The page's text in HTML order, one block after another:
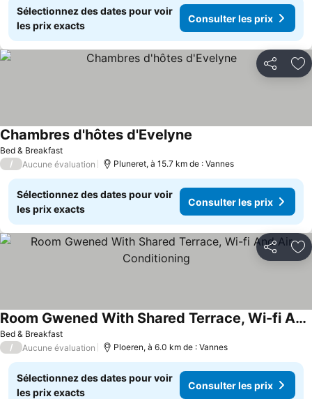
Sélectionnez des dates pour voir
les prix exacts
Consulter les prix
Partager
Bed & Breakfast
Chambres d'hôtes d'Evelyne
/ Aucune évaluation Pluneret, à 15.7 km de : Vannes
Sélectionnez des dates pour voir
les prix exacts
Consulter les prix
Partager
Bed & Breakfast
Room Gwened With Shared Terrace, Wi-fi And Air Conditioning
/ Aucune évaluation Ploeren, à 6.0 km de : Vannes
Sélectionnez des dates pour voir
les prix exacts
Consulter les prix